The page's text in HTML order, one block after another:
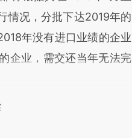
情况，分批下达2019年的
年没有进口业绩的企业
企业，需交还当年无法完